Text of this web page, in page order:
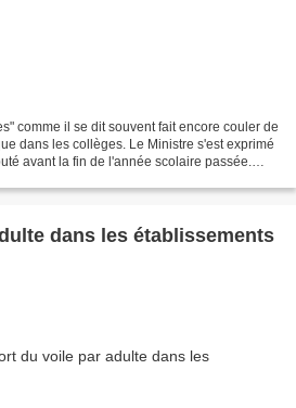
comme il se dit souvent fait encore couler de
dans les collèges. Le Ministre s'est exprimé
avant la fin de l'année scolaire passée.
dans les établissements